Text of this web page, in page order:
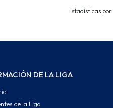
Estadísticas por
DE LA LIGA
de la Liga